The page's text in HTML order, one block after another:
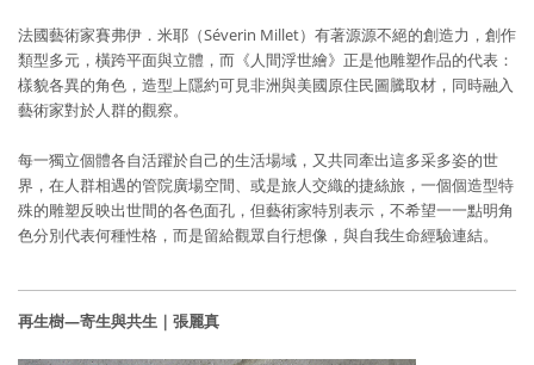
法國藝術家賽弗伊．米耶（Séverin Millet）有著源源不絕的創造力，創作
類型多元，橫跨平面與立體，而《人間浮世繪》正是他雕塑作品的代表：
樣貌各異的角色，造型上隱約可見非洲與美國原住民圖騰取材，同時融入
藝術家對於人群的觀察。
每一獨立個體各自活躍於自己的生活場域，又共同牽出這多采多姿的世
界，在人群相遇的管院廣場空間、或是旅人交織的捷絲旅，一個個造型特
殊的雕塑反映出世間的各色面孔，但藝術家特別表示，不希望一一點明角
色分別代表何種性格，而是留給觀眾自行想像，與自我生命經驗連結。
再生樹—寄生與共生｜張麗真